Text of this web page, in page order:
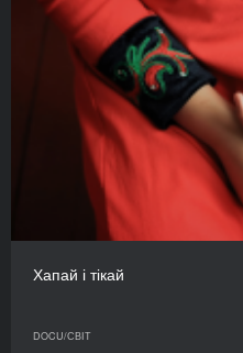
Хапай і тікай
DOCU/СВІТ